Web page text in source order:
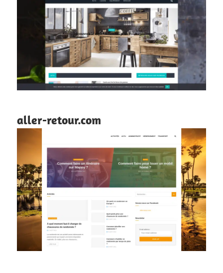
aller-retour.com